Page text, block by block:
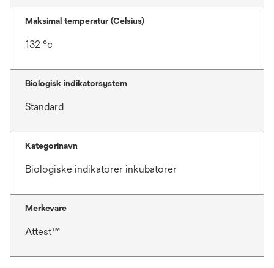
Maksimal temperatur (Celsius)
132 °c
Biologisk indikatorsystem
Standard
Kategorinavn
Biologiske indikatorer inkubatorer
Merkevare
Attest™